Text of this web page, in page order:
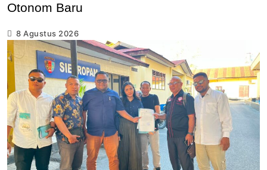
Otonom Baru
8 Agustus 2026